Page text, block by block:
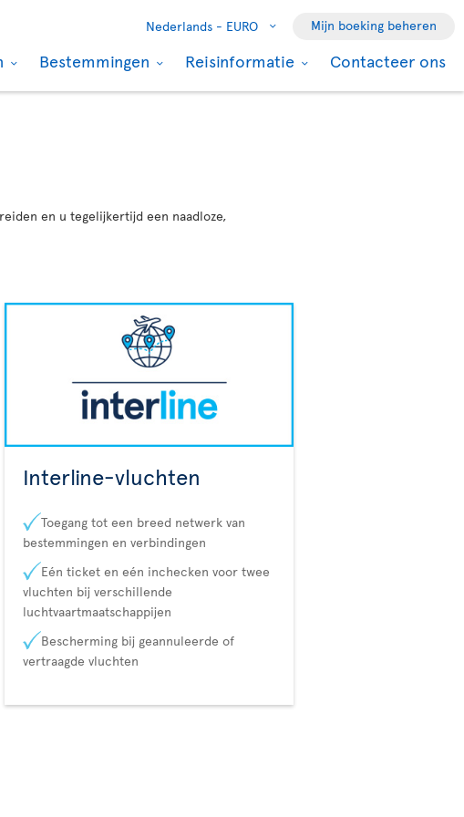
Nederlands - EURO Mijn boeking beheren
Bestemmingen Reisinformatie Contacteer ons
en u tegelijkertijd een naadloze,
Interline-vluchten
Toegang tot een breed netwerk van
bestemmingen en verbindingen
Eén ticket en eén inchecken voor twee
vluchten bij verschillende
luchtvaartmaatschappijen
Bescherming bij geannuleerde of
vertraagde vluchten